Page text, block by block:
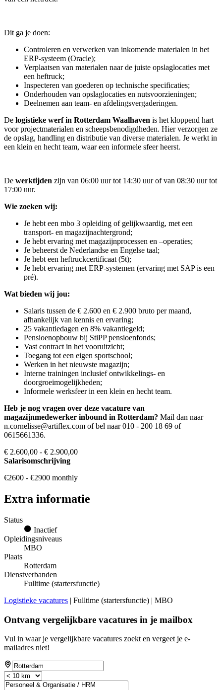
Dit ga je doen:
Controleren en verwerken van inkomende materialen in het
ERP-systeem (Oracle);
Verplaatsen van materialen naar de juiste opslaglocaties met
een heftruck;
Inspecteren van goederen op technische specificaties;
Onderhouden van opslaglocaties en nutsvoorzieningen;
Deelnemen aan team- en afdelingsvergaderingen.
De logistieke werf in Rotterdam Waalhaven is het kloppend hart
voor projectmaterialen en scheepsbenodigdheden. Hier verzorgen ze
de opslag, handling en distributie van diverse materialen. Je werkt in
een klein en hecht team, waar een informele sfeer heerst.
De werktijden zijn van 06:00 uur tot 14:30 uur of van 08:30 uur tot
17:00 uur.
Wie zoeken wij:
Je hebt een mbo 3 opleiding of gelijkwaardig, met een
transport- en magazijnachtergrond;
Je hebt ervaring met magazijnprocessen en –operaties;
Je beheerst de Nederlandse en Engelse taal;
Je hebt een heftruckcertificaat (5t);
Je hebt ervaring met ERP-systemen (ervaring met SAP is een
pré).
Wat bieden wij jou:
Salaris tussen de € 2.600 en € 2.900 bruto per maand,
afhankelijk van kennis en ervaring;
25 vakantiedagen en 8% vakantiegeld;
Pensioenopbouw bij StiPP pensioenfonds;
Vast contract in het vooruitzicht;
Toegang tot een eigen sportschool;
Werken in het nieuwste magazijn;
Interne trainingen inclusief ontwikkelings- en
doorgroeimogelijkheden;
Informele werksfeer in een klein en hecht team.
Heb je nog vragen over deze vacature van
magazijnmedewerker inbound in Rotterdam? Mail dan naar
n.cornelisse@artiflex.com of bel naar 010 - 200 18 69 of
0615661336.
€ 2.600,00 - € 2.900,00
Salarisomschrijving
€2600 - €2900 monthly
Extra informatie
Status
Inactief
Opleidingsniveaus
MBO
Plaats
Rotterdam
Dienstverbanden
Fulltime (startersfunctie)
Logistieke vacatures | Fulltime (startersfunctie) | MBO
Ontvang vergelijkbare vacatures in je mailbox
Vul in waar je vergelijkbare vacatures zoekt en vergeet je e-
mailadres niet!